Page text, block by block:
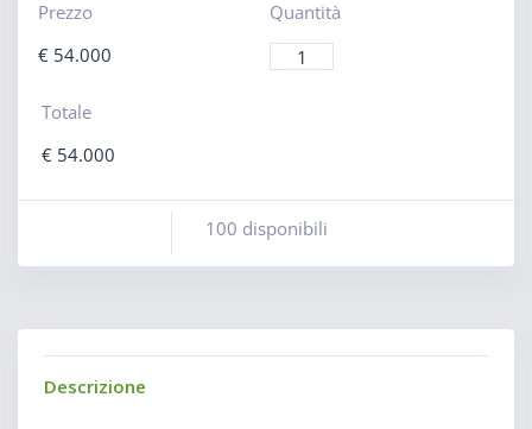
Prezzo
€54.000
Quantità
Totale
€54.000
100 disponibili
Descrizione